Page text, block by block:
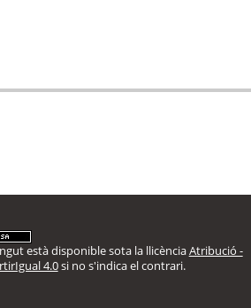
està disponible sota la llicènciaAtribució -
4.0si no s'indica el contrari.